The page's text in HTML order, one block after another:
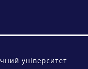
університет